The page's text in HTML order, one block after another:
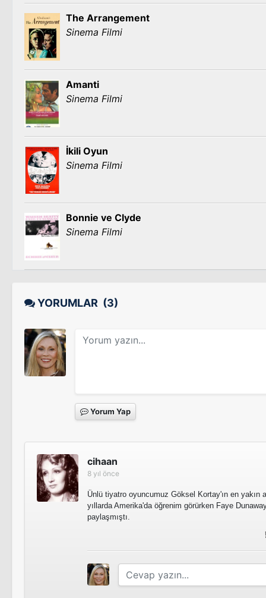
The Arrangement
Sinema Filmi
Amanti
Sinema Filmi
İkili Oyun
Sinema Filmi
Bonnie ve Clyde
Sinema Filmi
YORUMLAR (3)
Yorum Yap
cihaan
8 yıl önce
Ünlü tiyatro oyuncumuz Göksel Kortay'ın en yakın
yıllarda Amerika'da öğrenim görürken Faye
paylaşmıştı.